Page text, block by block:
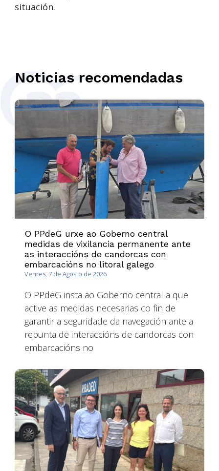
situación.
Noticias recomendadas
O PPdeG urxe ao Goberno central
medidas de vixilancia permanente ante
as interaccións de candorcas con
embarcacións no litoral galego
Venres, 7 de Agosto de 2026
O PPdeG insta ao Goberno central a que
active as medidas necesarias co fin de
garantir a seguridade da navegación ante a
repunta de interaccións de candorcas con
embarcacións no